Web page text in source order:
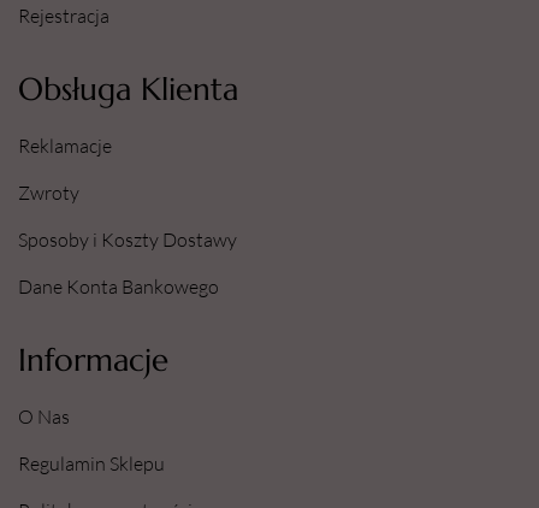
Rejestracja
Obsługa Klienta
Reklamacje
Zwroty
Sposoby i Koszty Dostawy
Dane Konta Bankowego
Informacje
O Nas
Regulamin Sklepu